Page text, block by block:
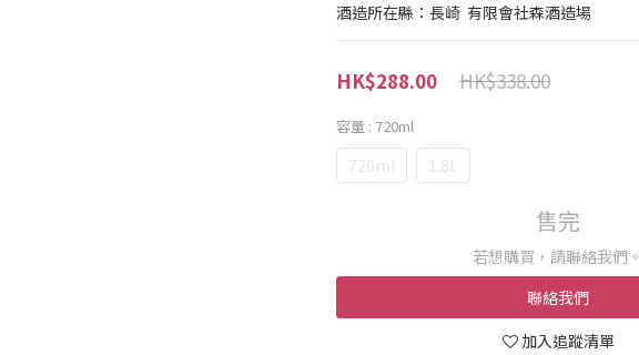
酒造所在縣：長崎  有限會社森酒造場
HK$338.00
HK$288.00
容量 : 720ml
720ml 1.8L
售完
若想購買，請聯絡我們。
聯絡我們
加入追蹤清單